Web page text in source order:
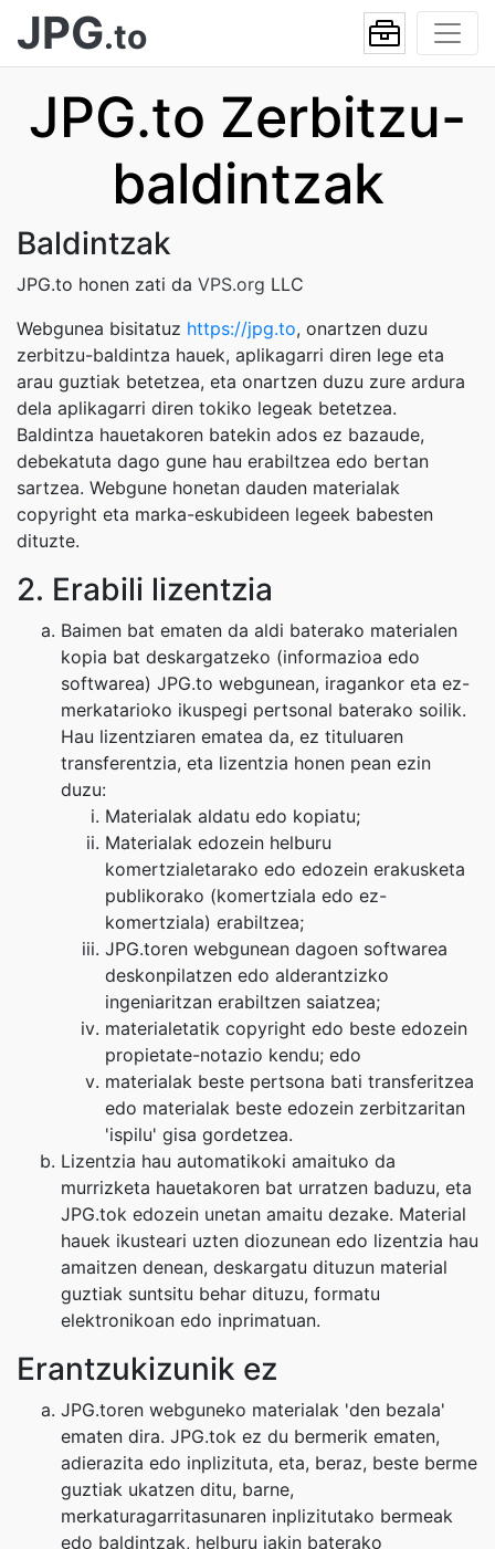
JPG.to
JPG.to Zerbitzu-
baldintzak
Baldintzak
JPG.to honen zati da VPS.org LLC
Webgunea bisitatuz https://jpg.to, onartzen duzu
zerbitzu-baldintza hauek, aplikagarri diren lege eta
arau guztiak betetzea, eta onartzen duzu zure ardura
dela aplikagarri diren tokiko legeak betetzea.
Baldintza hauetakoren batekin ados ez bazaude,
debekatuta dago gune hau erabiltzea edo bertan
sartzea. Webgune honetan dauden materialak
copyright eta marka-eskubideen legeek babesten
dituzte.
2. Erabili lizentzia
Baimen bat ematen da aldi baterako materialen
kopia bat deskargatzeko (informazioa edo
softwarea) JPG.to webgunean, iragankor eta ez-
merkatarioko ikuspegi pertsonal baterako soilik.
Hau lizentziaren ematea da, ez tituluaren
transferentzia, eta lizentzia honen pean ezin
duzu:
Materialak aldatu edo kopiatu;
Materialak edozein helburu
komertzialetarako edo edozein erakusketa
publikorako (komertziala edo ez-
komertziala) erabiltzea;
JPG.toren webgunean dagoen softwarea
deskonpilatzen edo alderantzizko
ingeniaritzan erabiltzen saiatzea;
materialetatik copyright edo beste edozein
propietate-notazio kendu; edo
materialak beste pertsona bati transferitzea
edo materialak beste edozein zerbitzaritan
'ispilu' gisa gordetzea.
Lizentzia hau automatikoki amaituko da
murrizketa hauetakoren bat urratzen baduzu, eta
JPG.tok edozein unetan amaitu dezake. Material
hauek ikusteari uzten diozunean edo lizentzia hau
amaitzen denean, deskargatu dituzun material
guztiak suntsitu behar dituzu, formatu
elektronikoan edo inprimatuan.
Erantzukizunik ez
JPG.toren webguneko materialak 'den bezala'
ematen dira. JPG.tok ez du bermerik ematen,
adierazita edo inplizituta, eta, beraz, beste berme
guztiak ukatzen ditu, barne,
merkaturagarritasunaren inplizitutako bermeak
edo baldintzak, helburu jakin baterako